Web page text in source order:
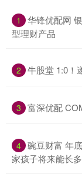
1
华锋优配网
型理财产品
2 牛股堂 1:0！
3 富深优配
4 豌豆财富 年
家孩子将来能长